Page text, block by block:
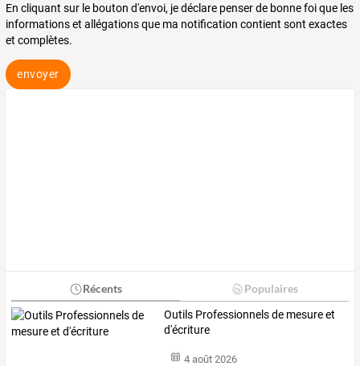
En cliquant sur le bouton d'envoi, je déclare penser de bonne foi que les
informations et allégations que ma notification contient sont exactes
et complètes.
envoyer
Récents Populaires
Outils Professionnels de mesure et
d'écriture
4 août 2026